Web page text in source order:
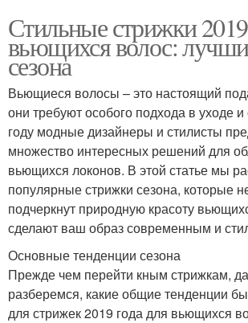
конусом
промежуточным
переходом
волос
Окрашивание на
темные волосы
Стильные стрижки
вьющихся волос:
сезона
Вьющиеся волосы – это настоящий
они требуют особого подхода в уходе
году модные дизайнеры и стилисты
множество интересных решений для
вьющихся локонов. В этой статье мы
популярные стрижки сезона, которые
подчеркнут природную красоту
сделают ваш образ современным и
Основные тенденции сезона
Прежде чем перейти кным стрижкам,
разберемся, какие общие тенденции
для стрижек 2019 года для вьющихся